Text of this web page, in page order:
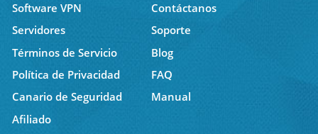
Software VPN
Contáctanos
Servidores
Soporte
Términos de Servicio
Blog
Política de Privacidad
FAQ
Canario de Seguridad
Manual
Afiliado